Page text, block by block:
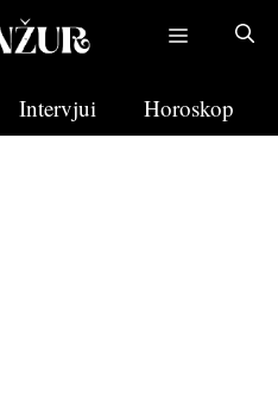
Intervjui Horoskop